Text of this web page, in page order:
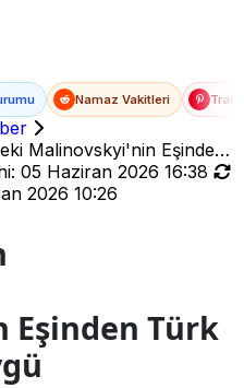
Namaz Vakitleri
Malinovskyi'nin Eşinden
05 Haziran 2026 16:38
2026 10:26
Türk